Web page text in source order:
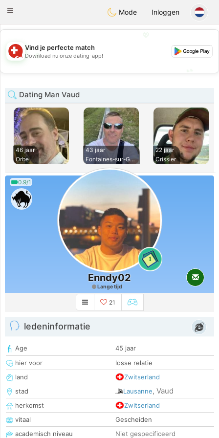
Suissi
Toggle
Mode Inloggen
💖
💕
Vind je perfecte match
Download nu onze dating-app!
Dating Man Vaud
46 jaar
Orbe
43 jaar
Fontaines-sur-Gran
22 jaar
Crissier
0.9/1
1
Enndy02
Lange tijd
21
ledeninformatie
Age
45 jaar
hier voor
losse relatie
land
Zwitserland
stad
Lausanne, Vaud
herkomst
Zwitserland
vitaal
Gescheiden
academisch niveau
Niet gespecificeerd